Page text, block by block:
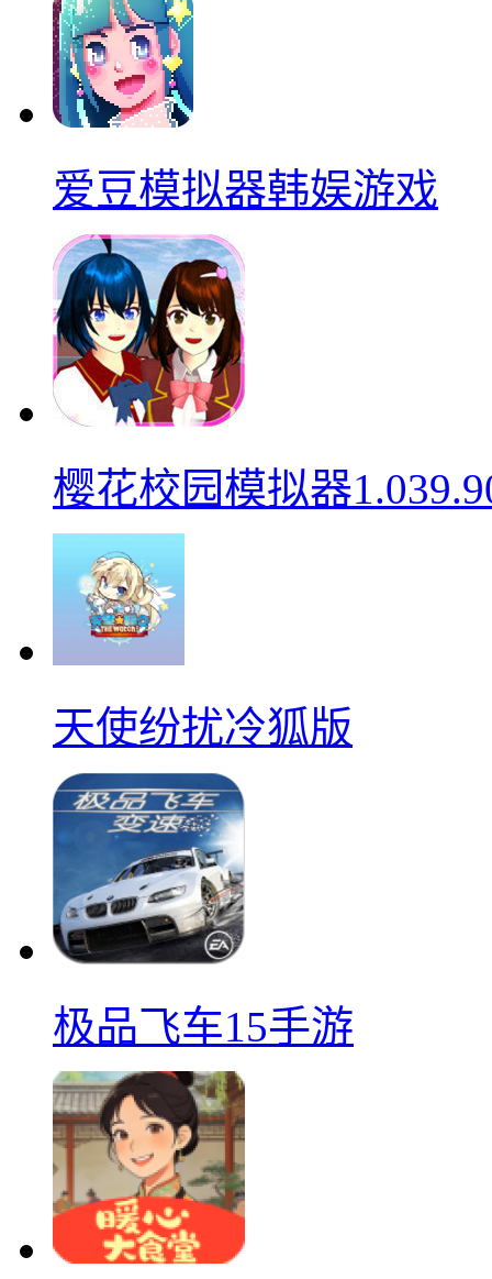
爱豆模拟器韩娱游戏
樱花校园模拟器
天使纷扰冷狐版
极品飞车15手游